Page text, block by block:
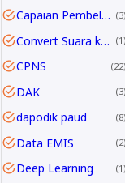
Capaian Pembelajaran 3
Convert Suara ke Text 1
CPNS 22
DAK 3
dapodik paud 8
Data EMIS 2
Deep Learning 1